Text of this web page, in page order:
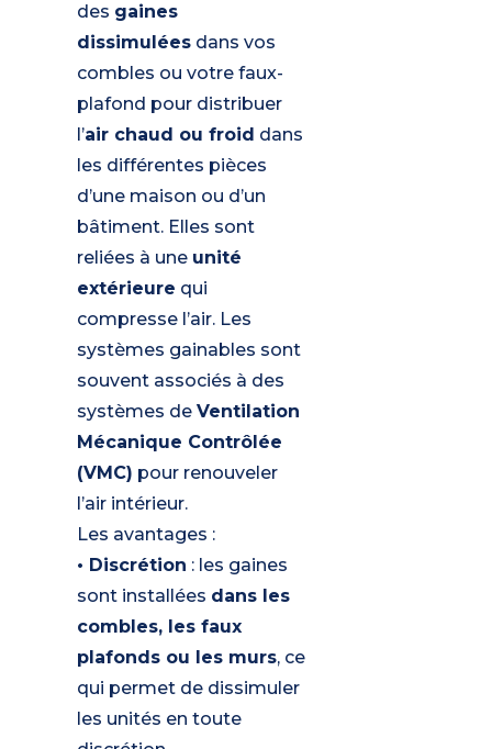
des gaines
dissimulées dans vos
combles ou votre faux-
plafond pour distribuer
l’air chaud ou froid dans
les différentes pièces
d’une maison ou d’un
bâtiment. Elles sont
reliées à une unité
extérieure qui
compresse l’air. Les
systèmes gainables sont
souvent associés à des
systèmes de Ventilation
Mécanique Contrôlée
(VMC) pour renouveler
l’air intérieur.
Les avantages :
• Discrétion : les gaines
sont installées dans les
combles, les faux
plafonds ou les murs, ce
qui permet de dissimuler
les unités en toute